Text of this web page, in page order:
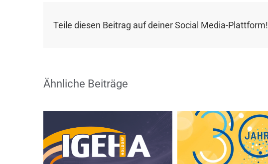
Teile diesen Beitrag auf deiner Social Media-Plattform!
Ähnliche Beiträge